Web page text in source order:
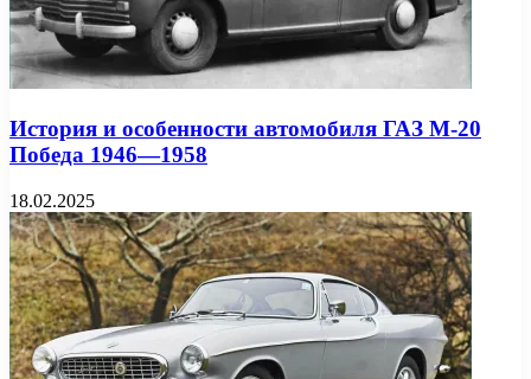
История и особенности автомобиля ГАЗ М-20
Победа 1946—1958
18.02.2025